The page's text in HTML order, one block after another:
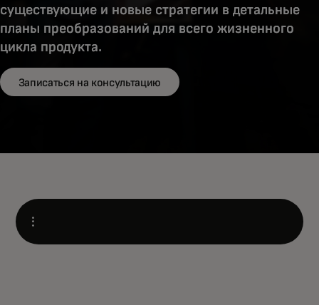
существующие и новые стратегии в детальные
планы преобразований для всего жизненного
цикла продукта.
Записаться на консультацию
Open